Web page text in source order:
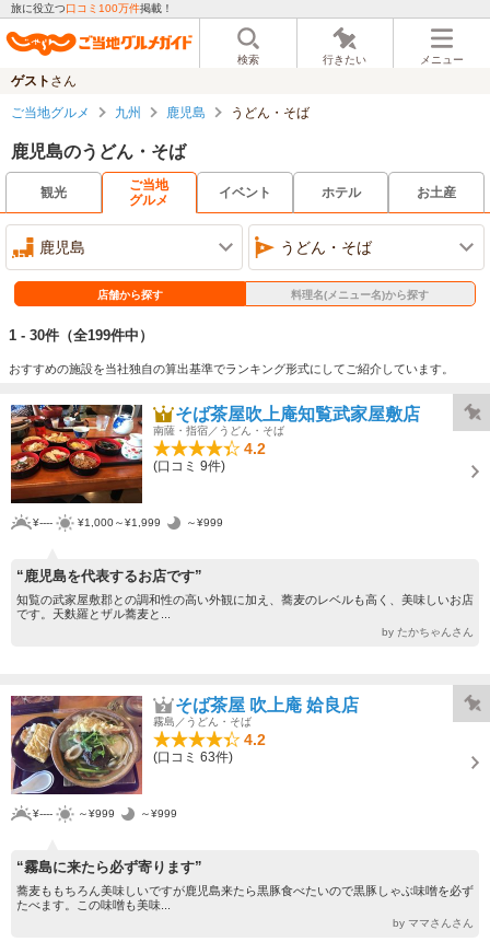
旅に役立つ口コミ100万件掲載！
検索 行きたい メニュー
ゲスト さん
ご当地グルメ 九州 鹿児島 うどん・そば
鹿児島のうどん・そば
観光
ご当地
グルメ
イベント ホテル お土産
鹿児島 うどん・そば
店舗から探す 料理名(メニュー名)から探す
1 - 30件 （全199件中）
おすすめの施設を当社独自の算出基準でランキング形式にしてご紹介しています。
そば茶屋吹上庵知覧武家屋敷店
南薩・指宿／うどん・そば
4.2
(口コミ 9件)
¥---- ¥1,000～¥1,999 ～¥999
“鹿児島を代表するお店です”
知覧の武家屋敷郡との調和性の高い外観に加え、蕎麦のレベルも高く、美味しいお店
です。天麩羅とザル蕎麦と...
by たかちゃんさん
そば茶屋 吹上庵 姶良店
霧島／うどん・そば
4.2
(口コミ 63件)
¥---- ～¥999 ～¥999
“霧島に来たら必ず寄ります”
蕎麦ももちろん美味しいですが鹿児島来たら黒豚食べたいので黒豚しゃぶ味噌を必ず
たべます。この味噌も美味...
by ママさんさん